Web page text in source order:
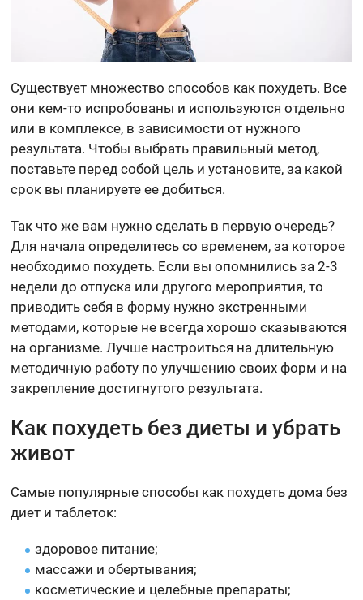
Существует множество способов как похудеть. Все
они кем-то испробованы и используются отдельно
или в комплексе, в зависимости от нужного
результата. Чтобы выбрать правильный метод,
поставьте перед собой цель и установите, за какой
срок вы планируете ее добиться.
Так что же вам нужно сделать в первую очередь?
Для начала определитесь со временем, за которое
необходимо похудеть. Если вы опомнились за 2-3
недели до отпуска или другого мероприятия, то
приводить себя в форму нужно экстренными
методами, которые не всегда хорошо сказываются
на организме. Лучше настроиться на длительную
методичную работу по улучшению своих форм и на
закрепление достигнутого результата.
Как похудеть без диеты и убрать
живот
Самые популярные способы как похудеть дома без
диет и таблеток:
здоровое питание;
массажи и обертывания;
косметические и целебные препараты;